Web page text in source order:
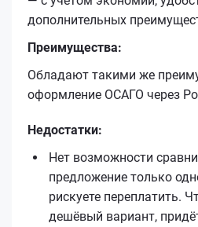
дополнительных
Преимущества:
Обладают такими же
оформление ОСАГО через
Недостатки:
Нет возможности
предложение только
рискуете переплатить.
дешёвый вариант,